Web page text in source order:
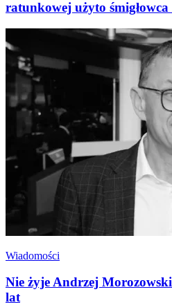
ratunkowej użyto
Wiadomości
Nie żyje Andrzej
lat